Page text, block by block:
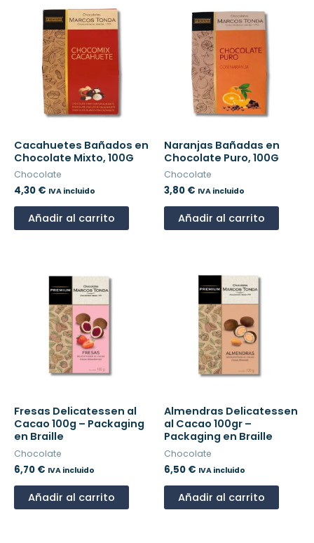
Cacahuetes Bañados en
Chocolate Mixto, 100G
Chocolate
4,30 € IVA incluido
Añadir al carrito
Naranjas Bañadas en
Chocolate Puro, 100G
Chocolate
3,80 € IVA incluido
Añadir al carrito
Fresas Delicatessen al
Cacao 100g – Packaging
en Braille
Chocolate
6,70 € IVA incluido
Añadir al carrito
Almendras Delicatessen
al Cacao 100gr –
Packaging en Braille
Chocolate
6,50 € IVA incluido
Añadir al carrito